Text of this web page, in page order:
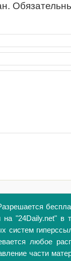
"24Daily.net" в
систем
любое
части